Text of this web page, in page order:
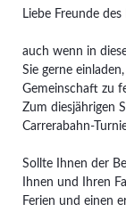
Liebe Freunde
auch wenn in
Sie gerne
Gemeinschaft zu
Zum diesjährigen
Carrerabahn-
Sollte Ihnen der
Ihnen und Ihren
Ferien und einen